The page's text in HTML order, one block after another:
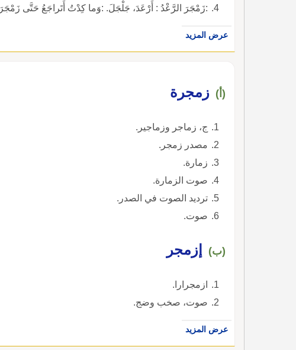
:زَمْجَرَ الرَّعْدُ : أَرْعَدَ، جَلْجَلَ. :وَما كِدْتُ أَتَراجَعُ حَتَّى
عرض المزيد
(أ) زمجرة
ج، زماجر وزماجير.
مصدر زمجر.
زمارة.
صوت الزمارة.
ترديد الصوت في الصدر.
صوت.
(ب) إزمجر
ازمجرارا.
صوت، صخب وضج.
عرض المزيد